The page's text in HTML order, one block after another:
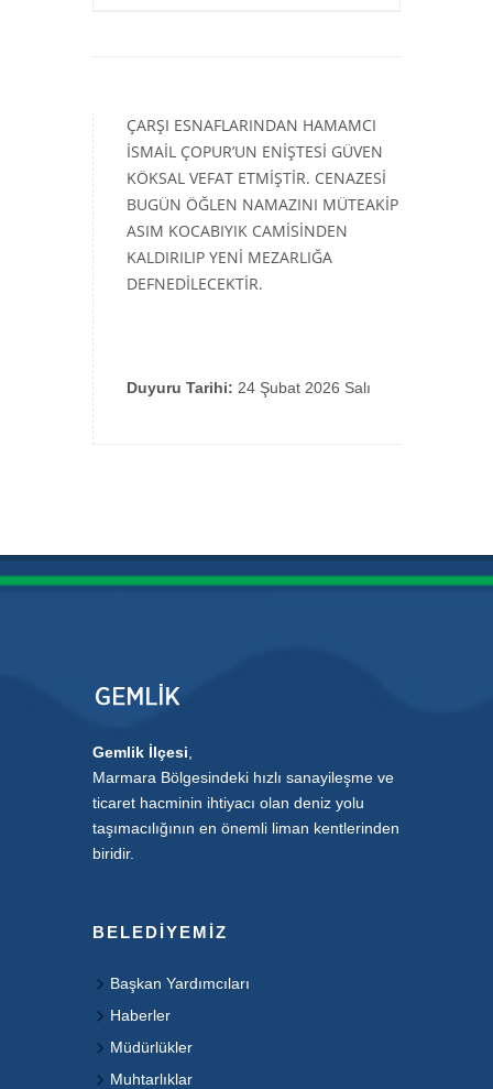
ÇARŞI ESNAFLARINDAN HAMAMCI
İSMAİL ÇOPUR’UN ENİŞTESİ GÜVEN
KÖKSAL VEFAT ETMİŞTİR. CENAZESİ
BUGÜN ÖĞLEN NAMAZINI MÜTEAKİP
ASIM KOCABIYIK CAMİSİNDEN
KALDIRILIP YENİ MEZARLIĞA
DEFNEDİLECEKTİR.
Duyuru Tarihi: 24 Şubat 2026 Salı
Gemlik İlçesi
Marmara Bölgesindeki hızlı sanayileşme ve
ticaret hacminin ihtiyacı olan deniz yolu
taşımacılığının en önemli liman kentlerinden
biridir.
BELEDIYEMIZ
Başkan Yardımcıları
Haberler
Müdürlükler
Muhtarlıklar